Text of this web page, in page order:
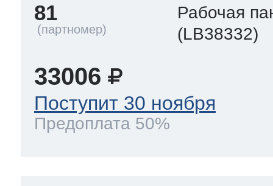
81
Рабочая
(LB38332)
33006
Поступит 30 ноября
Предоплата 50%